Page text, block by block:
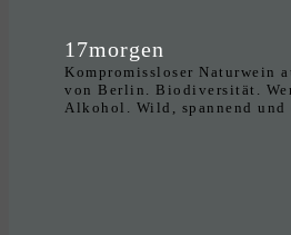
17morgen
Kompromissloser Naturwein
von Berlin. Biodiversität.
Alkohol. Wild, spannend und